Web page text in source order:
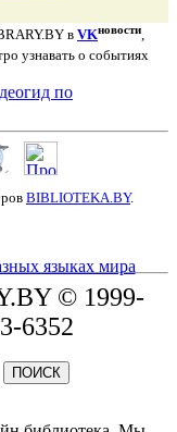
в VKновости,
узнавать о событиях
по
BIBLIOTEKA.BY.
© 1999-
6352
ПОИСК